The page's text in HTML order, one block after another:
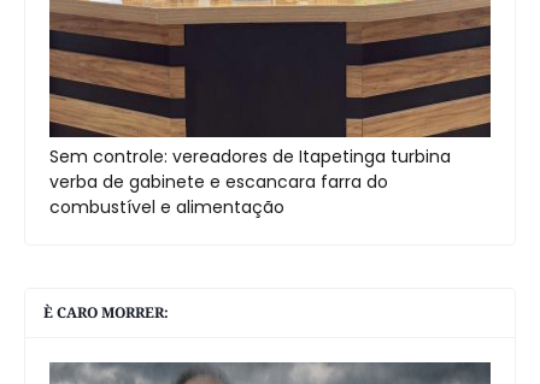
Sem controle: vereadores de Itapetinga turbina
verba de gabinete e escancara farra do
combustível e alimentação
È CARO MORRER: